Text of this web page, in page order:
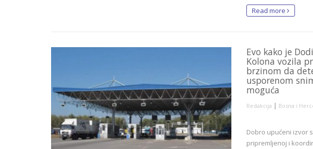
Read more
Evo kako je
Kolona vozila
brzinom da
usporenom
moguća
Redakcija | Bosna i
Dobro upućeni izvor
pripremljenoj i